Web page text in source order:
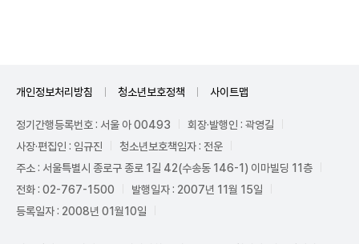
개인정보처리방침 청소년보호정책 사이트맵
정기간행등록번호 : 서울 아 00493
회장·발행인 : 곽영길
사장·편집인 : 임규진
청소년보호책임자 : 전운
주소 : 서울특별시 종로구 종로 1길 42(수송동 146-1) 이마빌딩 11층
전화 : 02-767-1500
발행일자 : 2007년 11월 15일
등록일자 : 2008년 01월10일